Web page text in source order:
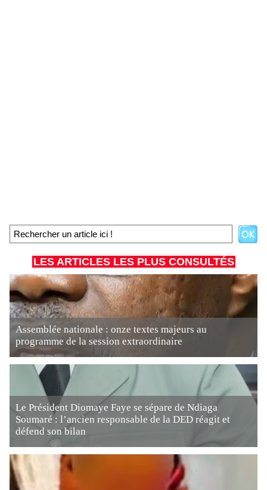
LES ARTICLES LES PLUS CONSULTÉS
Assemblée nationale : onze textes majeurs au
programme de la session extraordinaire
Le Président Diomaye Faye se sépare de Ndiaga
Soumaré : l’ancien responsable de la DED réagit et
défend son bilan